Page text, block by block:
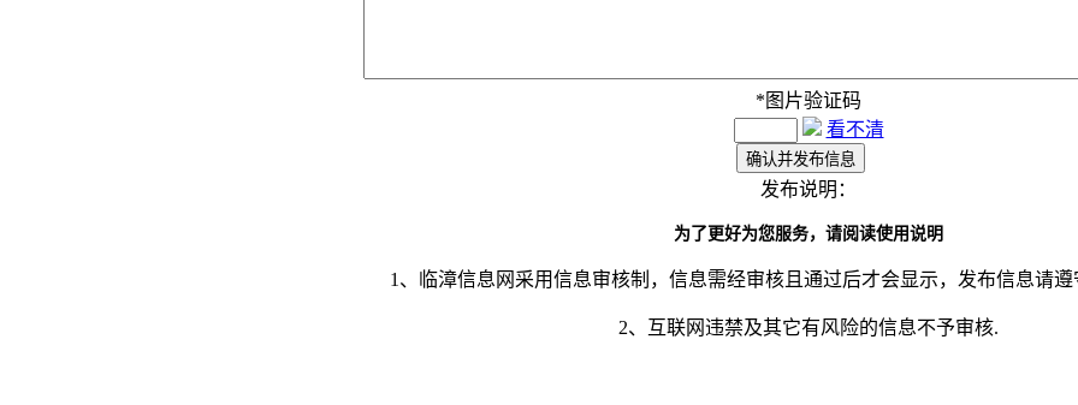
* 图片验证码
看不清
发布说明：
为了更好为您服务，请阅读使用说明
1、临漳信息网采用信息审核制，信息需经审核且通过后才会显示，发布信息请遵
2、互联网违禁及其它有风险的信息不予审核.